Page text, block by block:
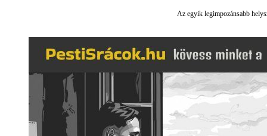
Az egyik legimpozánsabb